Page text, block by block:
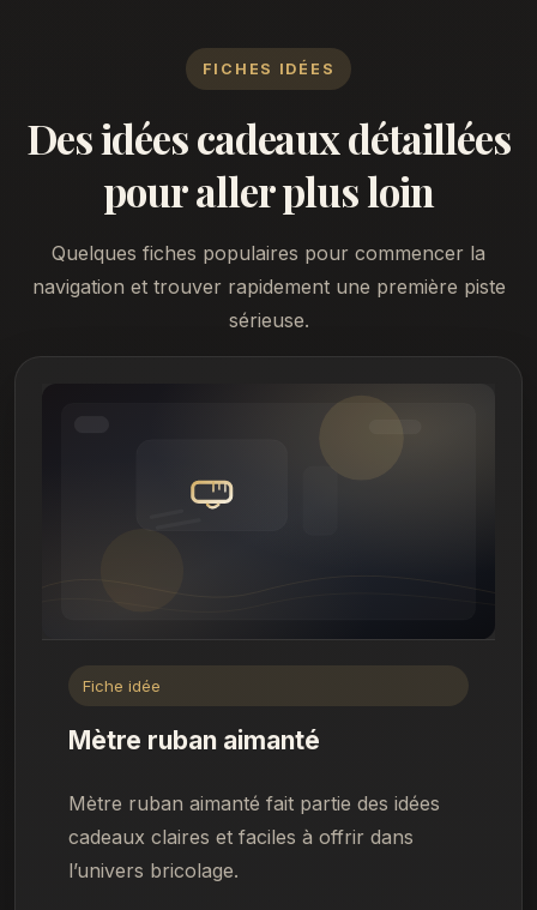
FICHES IDÉES
Des idées cadeaux détaillées
pour aller plus loin
Quelques fiches populaires pour commencer la
navigation et trouver rapidement une première piste
sérieuse.
Fiche idée
Mètre ruban aimanté
Mètre ruban aimanté fait partie des idées
cadeaux claires et faciles à offrir dans
l’univers bricolage.